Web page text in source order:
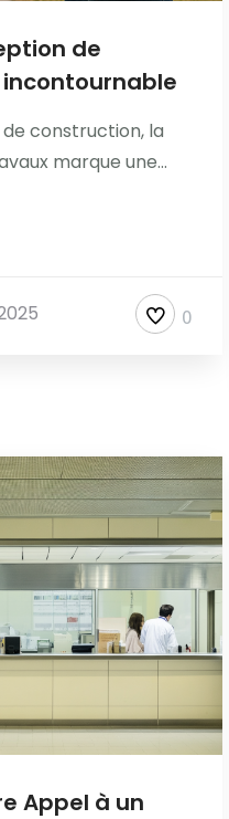
de
construction, la
marque une...
0
Appel à un